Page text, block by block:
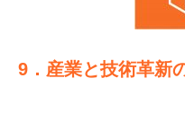
9．産業と技術革新